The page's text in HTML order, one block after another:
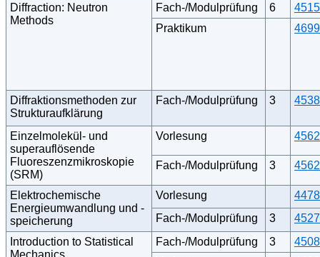
Diffraction: Neutron
Methods
Fach-/Modulprüfung 6
Praktikum
Diffraktionsmethoden zur
Strukturaufklärung
Fach-/Modulprüfung 3
Einzelmolekül- und
superauflösende
Fluoreszenzmikroskopie
(SRM)
Vorlesung
Fach-/Modulprüfung 3
Elektrochemische
Energieumwandlung und -
speicherung
Vorlesung
Fach-/Modulprüfung
3
Introduction to Statistical
Mechanics
Fach-/Modulprüfung 3